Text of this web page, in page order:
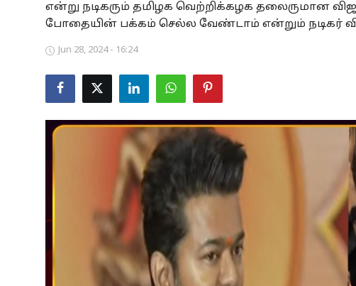
Business
Tamilnadu
National
என்று நடிகரும் தமிழக வெற்றிக்கழக தலைருமான
போதையின் பக்கம் செல்ல வேண்டாம் என்றும் நடிகர்
Jun 28, 2024 - 16:24